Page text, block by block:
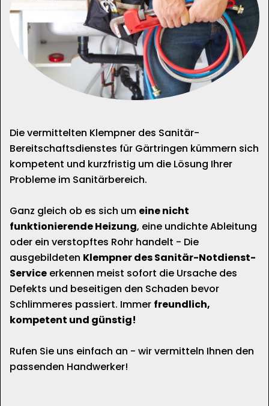
Die vermittelten Klempner des Sanitär-
Bereitschaftsdienstes für Gärtringen kümmern sich
kompetent und kurzfristig um die Lösung Ihrer
Probleme im Sanitärbereich.
Ganz gleich ob es sich um eine nicht
funktionierende Heizung, eine undichte Ableitung
oder ein verstopftes Rohr handelt - Die
ausgebildeten Klempner des Sanitär-Notdienst-
Service erkennen meist sofort die Ursache des
Defekts und beseitigen den Schaden bevor
Schlimmeres passiert. Immer freundlich,
kompetent und günstig!
Rufen Sie uns einfach an - wir vermitteln Ihnen den
passenden Handwerker!